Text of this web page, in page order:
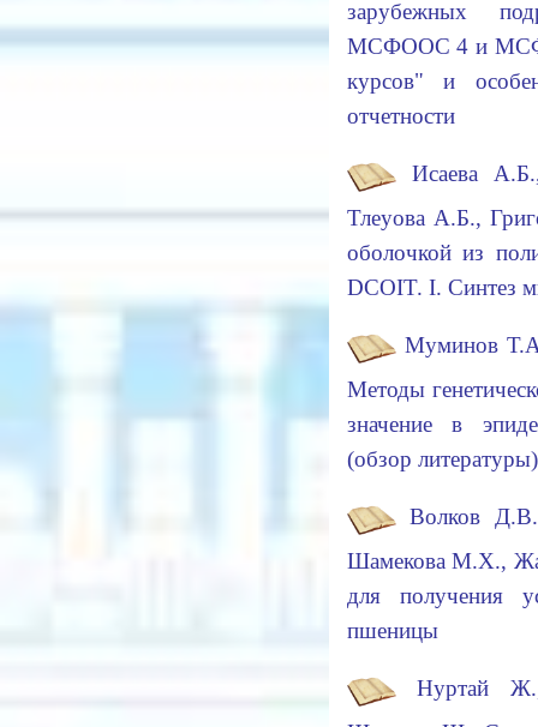
зарубежных
МСФООС 4 и МСФО
курсов" и
отчетности
Исаева
Тлеуова А.Б.,
оболочкой из
DCOIT. I. Синтез
Муминов
Методы
значение в
(обзор
Волков
Шамекова М.Х.,
для получения
пшеницы
Нуртай